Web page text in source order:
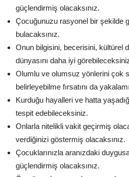
güçlendirmiş olacaksınız.
Çocuğunuzu rasyonel bir şekilde
bulacaksınız.
Onun bilgisini, becerisini, kültürel
dünyasını daha iyi
Olumlu ve olumsuz yönlerini çok
belirleyebilme fırsatını da
Kurduğu hayalleri ve hatta
tespit edebileceksiniz.
Onlarla nitelikli vakit geçirmiş
verdiğinizi göstermiş olacaksınız.
Çocuklarınızla aranızdaki
güçlendirmiş olacaksınız.